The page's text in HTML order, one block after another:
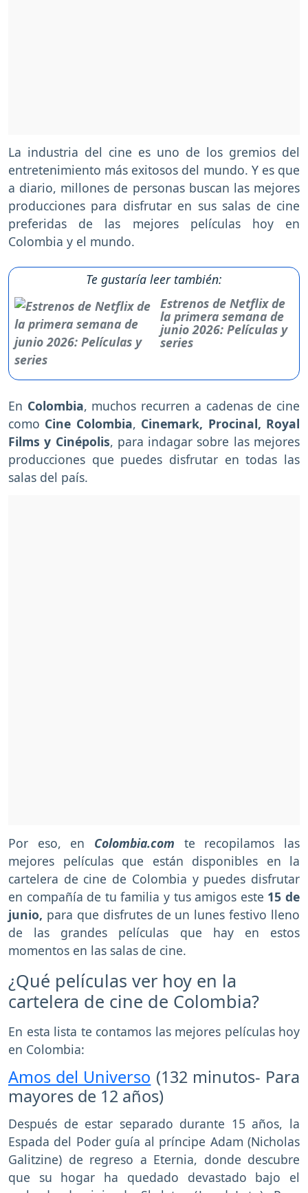
La industria del cine es uno de los gremios del
entretenimiento más exitosos del mundo. Y es que
a diario, millones de personas buscan las mejores
producciones para disfrutar en sus salas de cine
preferidas de las mejores películas hoy en
Colombia y el mundo.
Te gustaría leer también:
Estrenos de Netflix de
la primera semana de
junio 2026: Películas y
series
En Colombia, muchos recurren a cadenas de cine
como Cine Colombia, Cinemark, Procinal, Royal
Films y Cinépolis, para indagar sobre las mejores
producciones que puedes disfrutar en todas las
salas del país.
Por eso, en Colombia.com te recopilamos las
mejores películas que están disponibles en la
cartelera de cine de Colombia y puedes disfrutar
en compañía de tu familia y tus amigos este 15 de
junio, para que disfrutes de un lunes festivo lleno
de las grandes películas que hay en estos
momentos en las salas de cine.
¿Qué películas ver hoy en la
cartelera de cine de Colombia?
En esta lista te contamos las mejores películas hoy
en Colombia:
Amos del Universo (132 minutos- Para
mayores de 12 años)
Después de estar separado durante 15 años, la
Espada del Poder guía al príncipe Adam (Nicholas
Galitzine) de regreso a Eternia, donde descubre
que su hogar ha quedado devastado bajo el